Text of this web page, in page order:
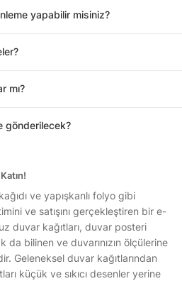
yapabilir misiniz?
mı?
gönderilecek?
ve yapışkanlı folyo gibi
ve satışını gerçekleştiren bir e-
duvar kağıtları, duvar posteri
da bilinen ve duvarınızın ölçülerine
Geleneksel duvar kağıtlarından
küçük ve sıkıcı desenler yerine